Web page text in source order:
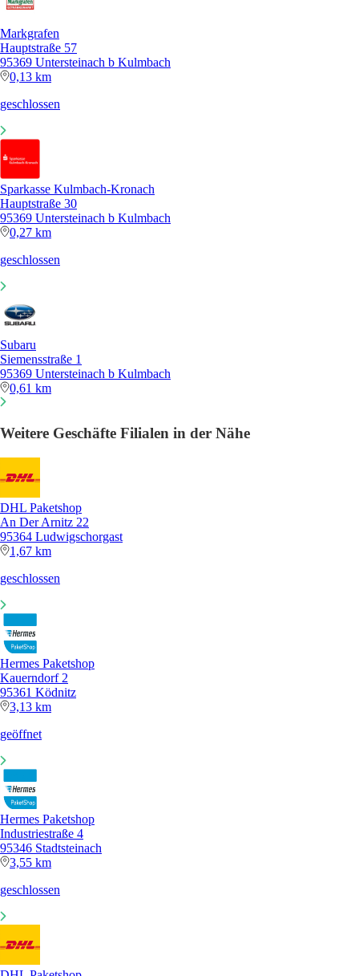
Markgrafen
Hauptstraße 57
95369 Untersteinach b Kulmbach
0,13 km
geschlossen
Sparkasse Kulmbach-Kronach
Hauptstraße 30
95369 Untersteinach b Kulmbach
0,27 km
geschlossen
Subaru
Siemensstraße 1
95369 Untersteinach b Kulmbach
0,61 km
Weitere Geschäfte Filialen in der Nähe
DHL Paketshop
An Der Arnitz 22
95364 Ludwigschorgast
1,67 km
geschlossen
Hermes Paketshop
Kauerndorf 2
95361 Ködnitz
3,13 km
geöffnet
Hermes Paketshop
Industriestraße 4
95346 Stadtsteinach
3,55 km
geschlossen